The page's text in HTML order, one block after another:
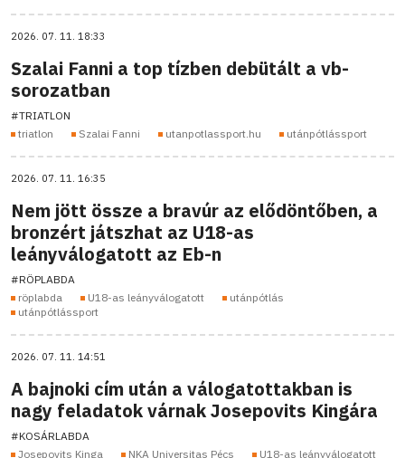
2026. 07. 11. 18:33
Szalai Fanni a top tízben debütált a vb-
sorozatban
#TRIATLON
triatlon
Szalai Fanni utanpotlassport.hu utánpótlássport
2026. 07. 11. 16:35
Nem jött össze a bravúr az elődöntőben, a
bronzért játszhat az U18-as
leányválogatott az Eb-n
#RÖPLABDA
röplabda
U18-as leányválogatott
utánpótlás
utánpótlássport
2026. 07. 11. 14:51
A bajnoki cím után a válogatottakban is
nagy feladatok várnak Josepovits Kingára
#KOSÁRLABDA
Josepovits Kinga
NKA Universitas Pécs U18-as leányválogatott